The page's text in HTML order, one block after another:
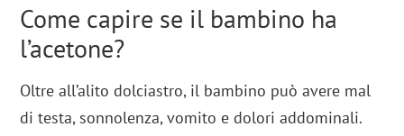
Come capire se il bambino ha
l’acetone?
Oltre all’alito dolciastro, il bambino può avere mal
di testa, sonnolenza, vomito e dolori addominali.